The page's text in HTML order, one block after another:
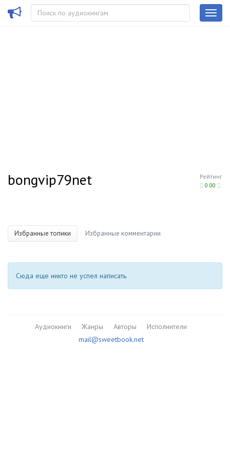
Рейтинг
0.00
bongvip79net
Избранные топики Избранные комментарии
Сюда еще никто не успел написать
Аудиокниги Жанры Авторы
Исполнители
mail@sweetbook.net